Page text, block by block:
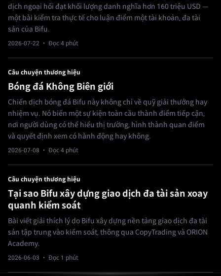
dịch ngoại hối đạt khối lượng danh nghĩa hơn 160 triệu USD —
một bài kiểm tra thực tế cho luận điểm một tài khoản, đa tài
sản của Bifu.
2026-07-22 · Đọc 4 phút
Câu chuyện thương hiệu
Bóng đá Không Biên giới
Chiến dịch bóng đá Bifu này không chỉ về quỹ giải thưởng hay
nhiệm vụ. Nó biến một sự kiện toàn cầu thành điểm tiếp cận,
nơi người dùng có thể hiểu thị trường, hình thành quan điểm
và quyết định xem có hành động hay không.
2026-07-08 · Đọc 4 phút
Câu chuyện thương hiệu
Tại sao Bifu xây dựng giao dịch đa tài sản xoay
quanh kiểm soát
Bài viết giải thích lý do Bifu xây dựng nền tảng giao dịch đa tài
sản tập trung vào kiểm soát, thông qua CopyTrading và ORION
Academy.
2026-06-03 · Đọc 1 phút